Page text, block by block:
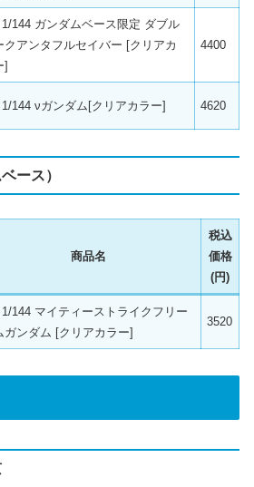
1/144 ガンダムベース限定 ダブル
クアンタフルセイバー [クリアカ
]
4400
1/144 νガンダム[クリアカラー] 4620
ース）
商品名
税込
価格
(円)
1/144 マイティーストライクフリー
ガンダム [クリアカラー]
3520